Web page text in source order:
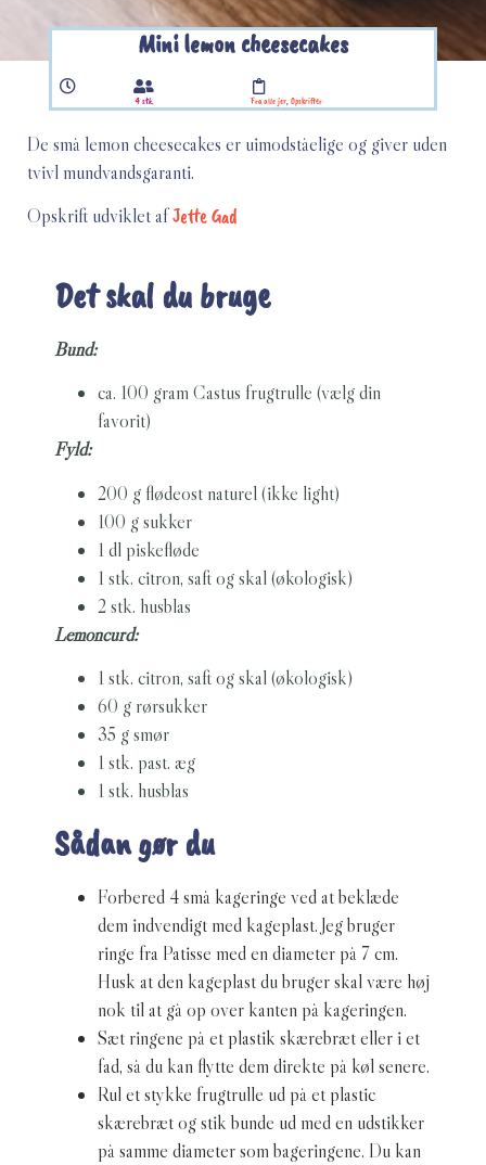
Mini lemon cheesecakes
4 stk. Fra alle jer ,Opskrifter
De små lemon cheesecakes er uimodståelige og giver uden
tvivl mundvandsgaranti.
Opskrift udviklet afJette Gad
Det skal du bruge
Bund:
ca. 100 gram Castus frugtrulle (vælg din
favorit)
Fyld:
200 g flødeost naturel (ikke light)
100 g sukker
1 dl piskefløde
1 stk. citron, saft og skal (økologisk)
2 stk. husblas
Lemoncurd:
1 stk. citron, saft og skal (økologisk)
60 g rørsukker
35 g smør
1 stk. past. æg
1 stk. husblas
Sådan gør du
Forbered 4 små kageringe ved at beklæde
dem indvendigt med kageplast. Jeg bruger
ringe fra Patisse med en diameter på 7 cm.
Husk at den kageplast du bruger skal være høj
nok til at gå op over kanten på kageringen.
Sæt ringene på et plastik skærebræt eller i et
fad, så du kan flytte dem direkte på køl senere.
Rul et stykke frugtrulle ud på et plastic
skærebræt og stik bunde ud med en udstikker
på samme diameter som bageringene. Du kan